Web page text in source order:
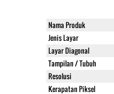
Nama Produk
Jenis Layar
Layar Diagonal
Tampilan / Tubuh
Resolusi
Kerapatan Piksel